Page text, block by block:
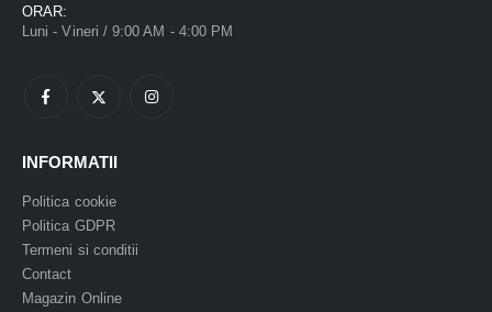
ORAR:
Luni - Vineri / 9:00 AM - 4:00 PM
INFORMATII
Politica cookie
Politica GDPR
Termeni si conditii
Contact
Magazin Online